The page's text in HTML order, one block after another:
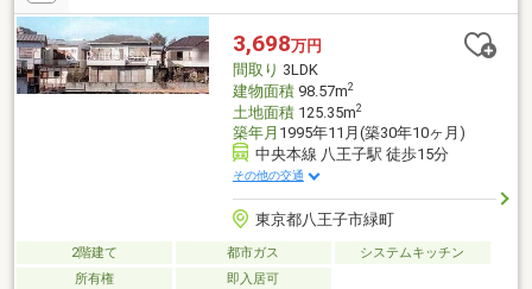
3,698万円
間取り 3LDK
建物面積98.57m2
土地面積125.35m2
築年月 1995年11月(築30年10ヶ月)
中央本線 八王子駅 徒歩15分
その他の交通
東京都八王子市緑町
2階建て 都市ガス
システムキッチン
所有権
即入居可